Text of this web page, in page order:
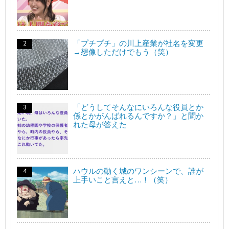
「プチプチ」の川上産業が社名を変更
→想像しただけでもう（笑）
「どうしてそんなにいろんな役員とか
係とかがんばれるんですか？」と聞か
れた母が答えた
ハウルの動く城のワンシーンで、誰が
上手いこと言えと…！（笑）